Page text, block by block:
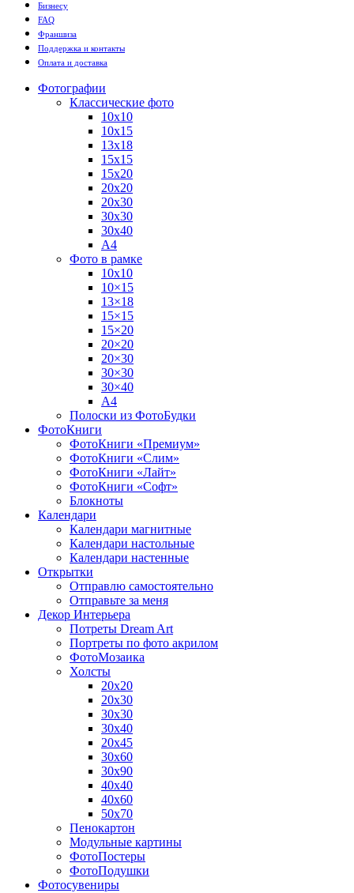
Бизнесу
FAQ
Франшиза
Поддержка и контакты
Оплата и доставка
Фотографии
Классические фото
10х10
10х15
13х18
15х15
15х20
20х20
20х30
30х30
30х40
А4
Фото в рамке
10х10
10×15
13×18
15×15
15×20
20×20
20×30
30×30
30×40
A4
Полоски из ФотоБудки
ФотоКниги
ФотоКниги «Премиум»
ФотоКниги «Слим»
ФотоКниги «Лайт»
ФотоКниги «Софт»
Блокноты
Календари
Календари магнитные
Календари настольные
Календари настенные
Открытки
Отправлю самостоятельно
Отправьте за меня
Декор Интерьера
Потреты Dream Art
Портреты по фото акрилом
ФотоМозаика
Холсты
20х20
20х30
30х30
30х40
20х45
30х60
30х90
40х40
40х60
50х70
Пенокартон
Модульные картины
ФотоПостеры
ФотоПодушки
Фотоcувениры